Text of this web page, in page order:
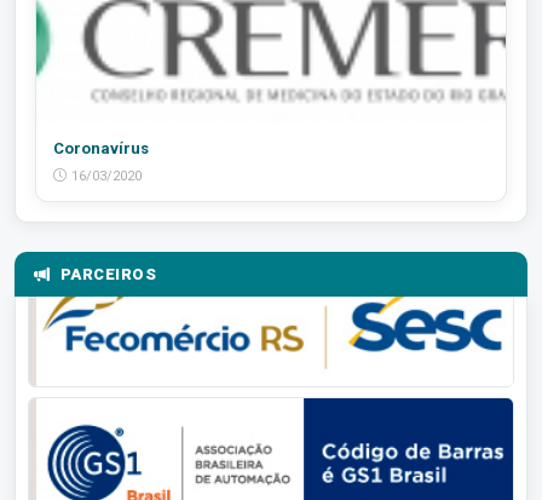
Coronavírus
16/03/2020
PARCEIROS